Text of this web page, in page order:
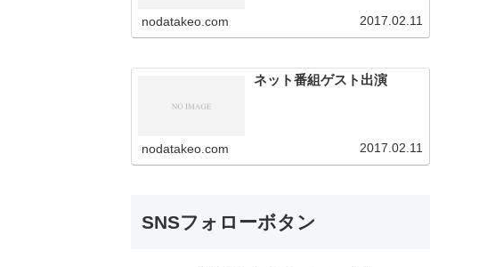
nodatakeo.com 2017.02.11
ネット番組ゲスト出演
nodatakeo.com 2017.02.11
SNSフォローボタン